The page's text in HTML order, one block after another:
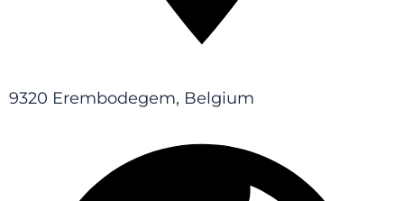
9320 Erembodegem, Belgium